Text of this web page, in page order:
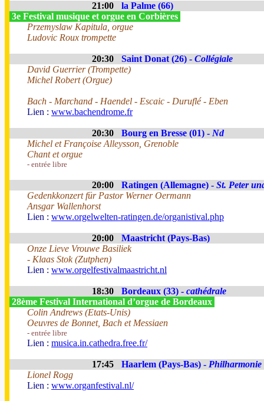
21:00
la Palme (66)
3e Festival musique et orgue en Corbières
Przemyslaw Kapitula, orgue
Ludovic Roux trompette
20:30 Saint Donat (26) - Collégiale
David Guerrier (Trompette)
Michel Robert (Orgue)
Bach - Marchand - Haendel - Escaic - Duruflé - Eben
Lien : www.bachendrome.fr
20:30 Bourg en Bresse (01) - Nd
Michel et Françoise Alleysson, Grenoble
Chant et orgue
- entrée libre
20:00 Ratingen (Allemagne) - St. Peter
Gedenkkonzert für Pastor Werner Oermann
Ansgar Wallenhorst
Lien : www.orgelwelten-ratingen.de/organistival.php
20:00
Maastricht (Pays-Bas)
Onze Lieve Vrouwe Basiliek
- Klaas Stok (Zutphen)
Lien : www.orgelfestivalmaastricht.nl
18:30 Bordeaux (33) - cathédrale
28ème Festival International d’orgue de Bordeaux
Colin Andrews (Etats-Unis)
Oeuvres de Bonnet, Bach et Messiaen
- entrée libre
Lien : musica.in.cathedra.free.fr/
17:45 Haarlem (Pays-Bas) - Philharmonie
Lionel Rogg
Lien : www.organfestival.nl/